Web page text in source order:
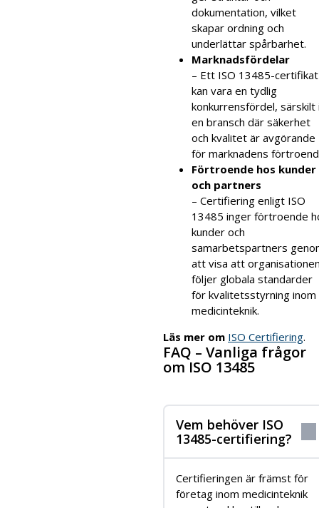
dokumentation, vilket
skapar ordning och
underlättar spårbarhet.
Marknadsfördelar
– Ett ISO 13485-certifikat
kan vara en tydlig
konkurrensfördel, särskilt
en bransch där säkerhet
och kvalitet är avgörande
för marknadens
Förtroende hos kunder
och partners
– Certifiering enligt ISO
13485 inger förtroende
kunder och
samarbetspartners
att visa att
följer globala standarder
för kvalitetsstyrning inom
medicinteknik.
Läs mer om ISO Certifiering.
FAQ – Vanliga frågor
om ISO 13485
Vem behöver ISO
13485-certifiering?
Certifieringen är främst för
företag inom medicinteknik